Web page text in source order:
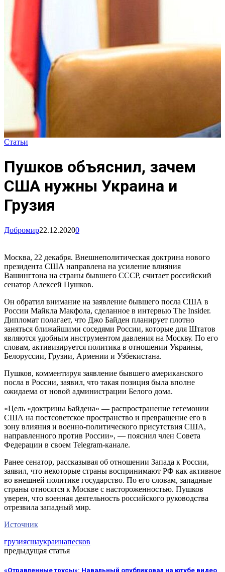
Статьи
Пушков объяснил, зачем
США нужны Украина и
Грузия
Добромир22.12.20200
Москва, 22 декабря. Внешнеполитическая доктрина нового
президента США направлена на усиление влияния
Вашингтона на страны бывшего СССР, считает российский
сенатор Алексей Пушков.
Он обратил внимание на заявление бывшего посла США в
России Майкла Макфола, сделанное в интервью The Insider.
Дипломат полагает, что Джо Байден планирует плотно
заняться ближайшими соседями России, которые для Штатов
являются удобным инструментом давления на Москву. По его
словам, активизируется политика в отношении Украины,
Белоруссии, Грузии, Армении и Узбекистана.
Пушков, комментируя заявление бывшего американского
посла в России, заявил, что такая позиция была вполне
ожидаема от новой администрации Белого дома.
«Цель «доктрины Байдена» — распространение гегемонии
США на постсоветское пространство и превращение его в
зону влияния и военно-политического присутствия США,
направленного против России», — пояснил член Совета
Федерации в своем Telegram-канале.
Ранее сенатор, рассказывая об отношении Запада к России,
заявил, что некоторые страны воспринимают РФ как активное
во внешней политике государство. По его словам, западные
страны относятся к Москве с настороженностью. Пушков
уверен, что военная деятельность российского руководства
отрезвила западный мир.
Источник
грузиясшаукраинапесков
предыдущая статья
«Отравленные трусы»: Навальный опубликовал на ютубе видео